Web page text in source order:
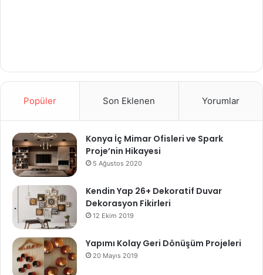
Popüler Son Eklenen Yorumlar
Konya İç Mimar Ofisleri ve Spark
Proje’nin Hikayesi
5 Ağustos 2020
Kendin Yap 26+ Dekoratif Duvar
Dekorasyon Fikirleri
12 Ekim 2019
Yapımı Kolay Geri Dönüşüm Projeleri
20 Mayıs 2019